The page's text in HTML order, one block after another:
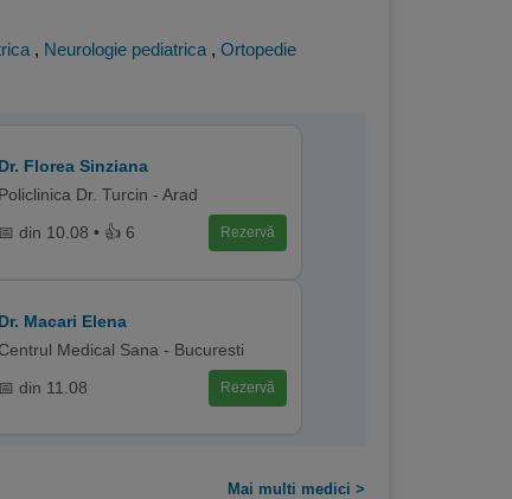
, Neurologie pediatrica , Ortopedie
Dr. Florea Sinziana
Policlinica Dr. Turcin - Arad
📅 din 10.08 • 👍 6 Rezervă
Dr. Macari Elena
Centrul Medical Sana - Bucuresti
📅 din 11.08 Rezervă
Mai multi medici >